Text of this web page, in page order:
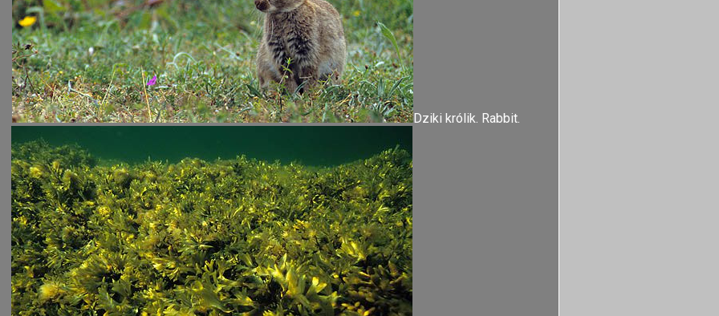
Dziki królik. Rabbit.